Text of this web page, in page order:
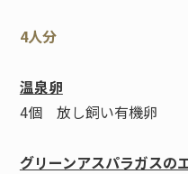
4人分
温泉卵
4個 放し飼い有機卵
グリーンアスパラガスの